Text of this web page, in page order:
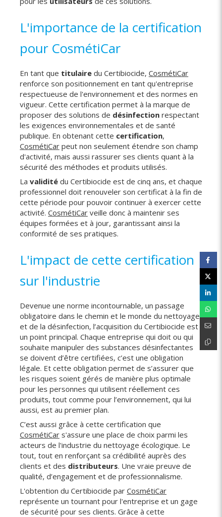
L'importance de la certification
pour CosmétiCar
En tant que titulaire du Certibiocide, CosmétiCar
renforce son positionnement en tant qu'entreprise
respectueuse de l'environnement et des normes en
vigueur. Cette certification permet à la marque de
proposer des solutions de désinfection respectant
les exigences environnementales et de santé
publique. En obtenant cette certification,
CosmétiCar peut non seulement étendre son champ
d'activité, mais aussi rassurer ses clients quant à la
sécurité des méthodes et produits utilisés.
La validité du Certibiocide est de cinq ans, et chaque
professionnel doit renouveler son certificat à la fin de
cette période pour pouvoir continuer à exercer cette
activité. CosmétiCar veille donc à maintenir ses
équipes formées et à jour, garantissant ainsi la
conformité de ses pratiques.
L'impact de cette certification
sur l'industrie
Devenue une norme incontournable, un passage
obligatoire dans le chemin et le monde du nettoyage
et de la désinfection, l’acquisition du Certibiocide est
un point principal. Chaque entreprise qui doit ou qui
souhaite manipuler des substances désinfectantes
se doivent d’être certifiées, c’est une obligation
légale. Et cette obligation permet de s’assurer que
les risques soient gérés de manière plus optimale
pour les personnes qui utilisent réellement ces
produits, tout comme pour l’environnement, qui lui
aussi, est au premier plan.
C’est aussi grâce à cette certification que
CosmétiCar s'assure une place de choix parmi les
acteurs de l'industrie du nettoyage écologique. Le
tout, tout en renforçant sa crédibilité auprès des
clients et des distributeurs. Une vraie preuve de
qualité, d’engagement et de professionnalisme.
L'obtention du Certibiocide par CosmétiCar
représente un tournant pour l'entreprise et un gage
de sécurité pour ses clients. Grâce à cette